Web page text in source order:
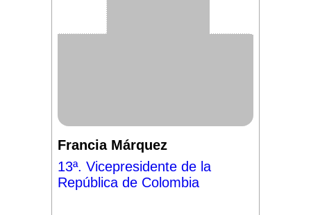
Francia Márquez
13ª. Vicepresidente de la
República de Colombia